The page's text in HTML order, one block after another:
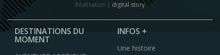
Réalisation | digital story
DESTINATIONS DU
MOMENT
INFOS +
Une histoire